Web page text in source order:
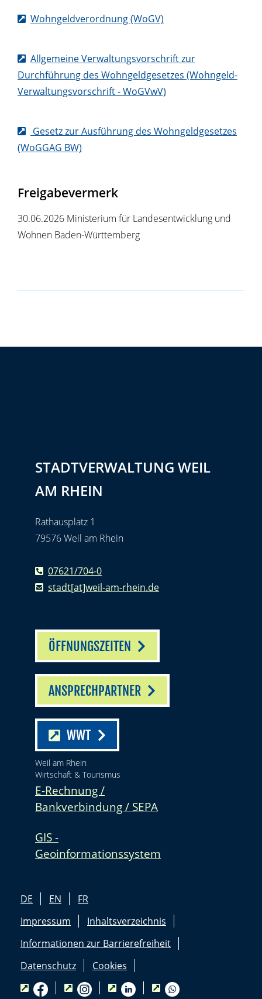
Wohngeldverordnung (WoGV)
Allgemeine Verwaltungsvorschrift zur
Durchführung des Wohngeldgesetzes (Wohngeld-
Verwaltungsvorschrift - WoGVwV)
Gesetz zur Ausführung des Wohngeldgesetzes
(WoGGAG BW)
Freigabevermerk
30.06.2026 Ministerium für Landesentwicklung und
Wohnen Baden-Württemberg
STADTVERWALTUNG WEIL
AM RHEIN
Rathausplatz 1
79576 Weil am Rhein
07621/704-0
stadt[at]weil-am-rhein.de
ÖFFNUNGSZEITEN
ANSPRECHPARTNER
WWT
Weil am Rhein
Wirtschaft & Tourismus
E-Rechnung /
Bankverbindung / SEPA
GIS -
Geoinformationssystem
DE EN
FR
Impressum
Inhaltsverzeichnis
Informationen zur Barrierefreiheit
Datenschutz
Cookies